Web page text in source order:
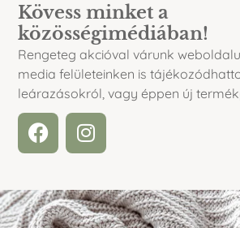
Kövess minket a
közösségimédiában!
Rengeteg akcióval várunk
media felületeinken is
leárazásokról, vagy éppen új